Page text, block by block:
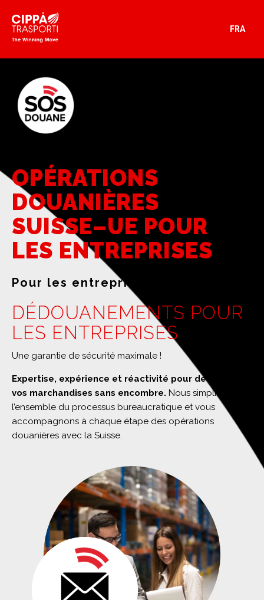
FRA
OPÉRATIONS
DOUANIÈRES
SUISSE–UE POUR
LES ENTREPRISES
Pour les entreprises
DÉDOUANEMENTS POUR
LES ENTREPRISES
Une garantie de sécurité maximale !
Expertise, expérience et réactivité pour dédouaner
vos marchandises sans encombre. Nous simplifions
l’ensemble du processus bureaucratique et vous
accompagnons à chaque étape des opérations
douanières avec la Suisse.